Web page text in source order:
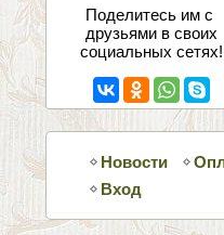
Поделитесь им с
друзьями в своих
социальных сетях!
Новости
Вход